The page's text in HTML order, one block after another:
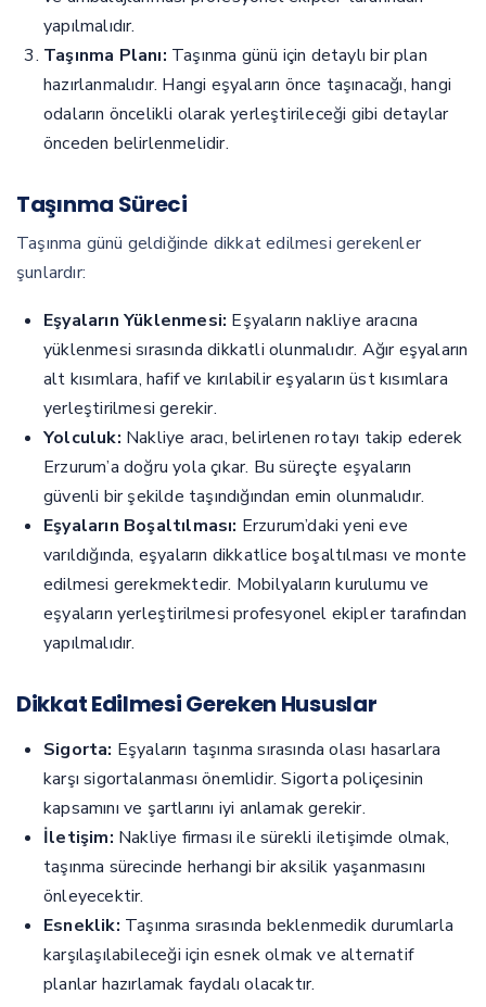
yapılmalıdır.
Taşınma Planı: Taşınma günü için detaylı bir plan
hazırlanmalıdır. Hangi eşyaların önce taşınacağı, hangi
odaların öncelikli olarak yerleştirileceği gibi detaylar
önceden belirlenmelidir.
Taşınma Süreci
Taşınma günü geldiğinde dikkat edilmesi gerekenler
şunlardır:
Eşyaların Yüklenmesi: Eşyaların nakliye aracına
yüklenmesi sırasında dikkatli olunmalıdır. Ağır eşyaların
alt kısımlara, hafif ve kırılabilir eşyaların üst kısımlara
yerleştirilmesi gerekir.
Yolculuk: Nakliye aracı, belirlenen rotayı takip ederek
Erzurum’a doğru yola çıkar. Bu süreçte eşyaların
güvenli bir şekilde taşındığından emin olunmalıdır.
Eşyaların Boşaltılması: Erzurum’daki yeni eve
varıldığında, eşyaların dikkatlice boşaltılması ve monte
edilmesi gerekmektedir. Mobilyaların kurulumu ve
eşyaların yerleştirilmesi profesyonel ekipler tarafından
yapılmalıdır.
Dikkat Edilmesi Gereken Hususlar
Sigorta: Eşyaların taşınma sırasında olası hasarlara
karşı sigortalanması önemlidir. Sigorta poliçesinin
kapsamını ve şartlarını iyi anlamak gerekir.
İletişim: Nakliye firması ile sürekli iletişimde olmak,
taşınma sürecinde herhangi bir aksilik yaşanmasını
önleyecektir.
Esneklik: Taşınma sırasında beklenmedik durumlarla
karşılaşılabileceği için esnek olmak ve alternatif
planlar hazırlamak faydalı olacaktır.